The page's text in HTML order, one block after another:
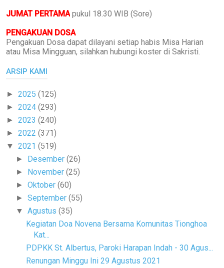
JUMAT PERTAMA pukul 18.30 WIB (Sore)
PENGAKUAN DOSA
Pengakuan Dosa dapat dilayani setiap habis Misa Harian
atau Misa Mingguan, silahkan hubungi koster di Sakristi.
ARSIP KAMI
► 2025 (125)
► 2024 (293)
► 2023 (240)
► 2022 (371)
▼ 2021 (519)
► Desember(26)
► November(25)
►Oktober(60)
►September(55)
▼Agustus(35)
Kegiatan Doa Novena Bersama Komunitas Tionghoa
Kat...
PDPKK St. Albertus, Paroki Harapan Indah - 30 Agus...
Renungan Minggu Ini 29 Agustus 2021